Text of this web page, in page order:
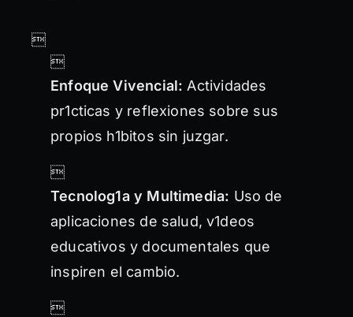


Enfoque Vivencial: Actividades
pr1cticas y reflexiones sobre sus
propios h1bitos sin juzgar.

Tecnolog1a y Multimedia: Uso de
aplicaciones de salud, v1deos
educativos y documentales que
inspiren el cambio.
